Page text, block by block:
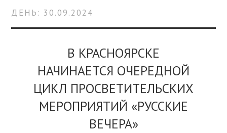
КОЛЛЕКЦИИ
КУЛЬТУРА
ОБРАЗОВАНИЕ
ДЕНЬ: 30.09.2024
В КРАСНОЯРСКЕ
НАЧИНАЕТСЯ ОЧЕРЕДНОЙ
ЦИКЛ ПРОСВЕТИТЕЛЬСКИХ
МЕРОПРИЯТИЙ «РУССКИЕ
ВЕЧЕРА»